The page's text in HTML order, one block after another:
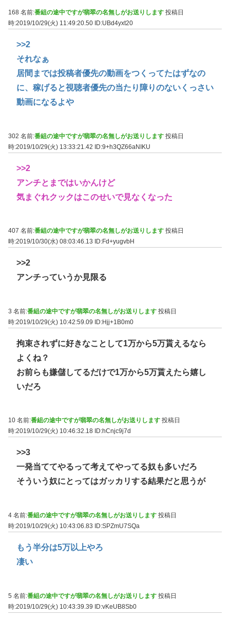
168 名前:番組の途中ですが翡翠の名無しがお送りします 投稿日
時:2019/10/29(火) 11:49:20.50 ID:UBd4yxt20
>>2
それなぁ
居間までは投稿者優先の動画をつくってたはずなの
に、稼げると視聴者優先の当たり障りのないくっさい
動画になるよや
302 名前:番組の途中ですが翡翠の名無しがお送りします 投稿日
時:2019/10/29(火) 13:33:21.42 ID:9+h3QZ66aNIKU
>>2
アンチとまではいかんけど
気まぐれクックはこのせいで見なくなった
407 名前:番組の途中ですが翡翠の名無しがお送りします 投稿日
時:2019/10/30(水) 08:03:46.13
ID:Fd+yugvbH
>>2
アンチっていうか見限る
3 名前:番組の途中ですが翡翠の名無しがお送りします 投稿日
時:2019/10/29(火) 10:42:59.09 ID:Hjj+1B0m0
拘束されずに好きなことして1万から5万貰えるなら
よくね？
お前らも嫌儲してるだけで1万から5万貰えたら嬉し
いだろ
10 名前:番組の途中ですが翡翠の名無しがお送りします 投稿日
時:2019/10/29(火) 10:46:32.18 ID:hCnjc9j7d
>>3
一発当ててやるって考えてやってる奴も多いだろ
そういう奴にとってはガッカリする結果だと思うが
4 名前:番組の途中ですが翡翠の名無しがお送りします 投稿日
時:2019/10/29(火) 10:43:06.83
ID:SPZmU7SQa
もう半分は5万以上やろ
凄い
5 名前:番組の途中ですが翡翠の名無しがお送りします 投稿日
時:2019/10/29(火) 10:43:39.39 ID:vKeUB8Sb0